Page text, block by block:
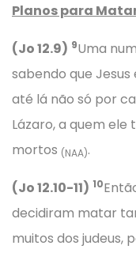
Planos para
(Jo 12.9) 9Uma
sabendo que
até lá não só por
Lázaro, a quem
mortos (NAA).
(Jo 12.10-11) 10
decidiram matar
muitos dos judeus,